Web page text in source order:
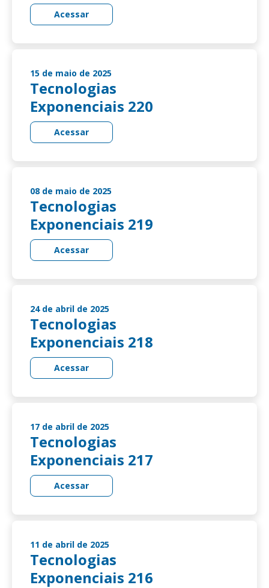
Acessar
15 de maio de 2025
Tecnologias
Exponenciais 220
Acessar
08 de maio de 2025
Tecnologias
Exponenciais 219
Acessar
24 de abril de 2025
Tecnologias
Exponenciais 218
Acessar
17 de abril de 2025
Tecnologias
Exponenciais 217
Acessar
11 de abril de 2025
Tecnologias
Exponenciais 216